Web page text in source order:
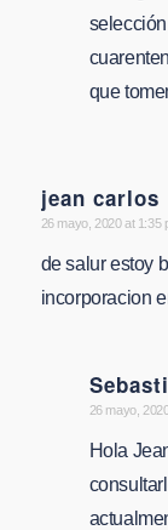
que
jean carlos
says:
26 mayo, 2020 at 1:35
de salur estoy
incorporacion
says:
26 mayo,
Hola